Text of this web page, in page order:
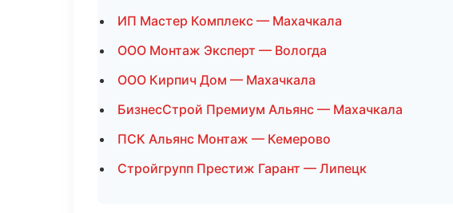
ИП Мастер Комплекс — Махачкала
ООО Монтаж Эксперт — Вологда
ООО Кирпич Дом — Махачкала
БизнесСтрой Премиум Альянс — Махачкала
ПСК Альянс Монтаж — Кемерово
Стройгрупп Престиж Гарант — Липецк